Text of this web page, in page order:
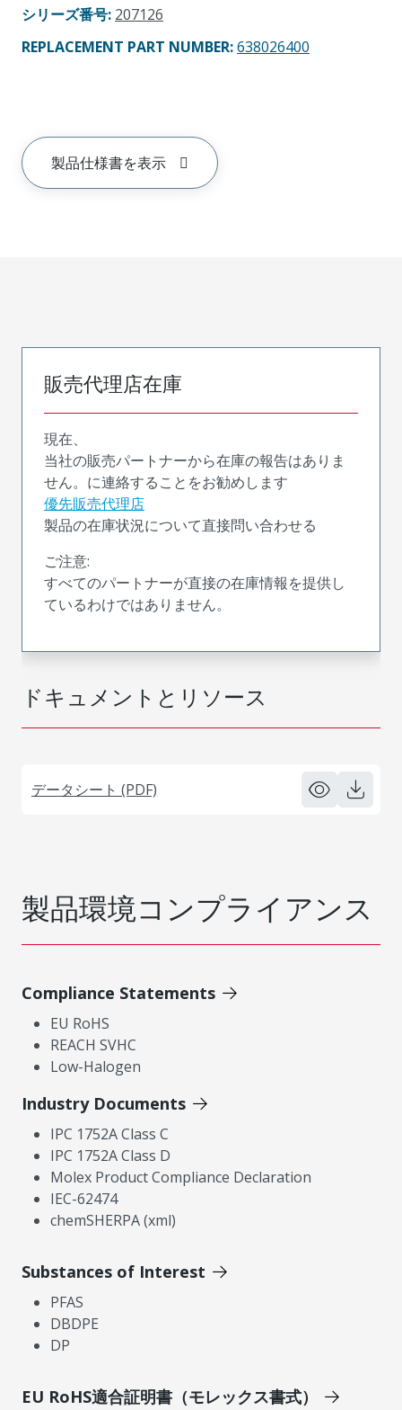
シリーズ番号: 207126
REPLACEMENT PART NUMBER:638026400
製品仕様書を表示
ドキュメントとリソース
データシート (PDF)
販売代理店在庫
現在、
当社の販売パートナーから在庫の報告はありま
せん。に連絡することをお勧めします
優先販売代理店
製品の在庫状況について直接問い合わせる
ご注意:
すべてのパートナーが直接の在庫情報を提供し
ているわけではありません。
製品環境コンプライアンス
Compliance Statements
EU RoHS
REACH SVHC
Low-Halogen
Industry Documents
IPC 1752A Class C
IPC 1752A Class D
Molex Product Compliance Declaration
IEC-62474
chemSHERPA (xml)
Substances of Interest
PFAS
DBDPE
DP
EU RoHS適合証明書（モレックス書式）